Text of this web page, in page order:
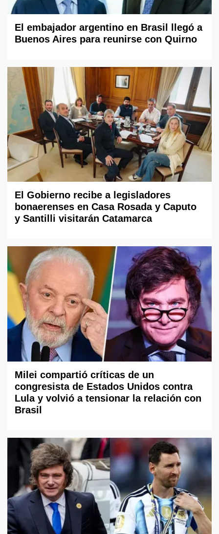
El embajador argentino en Brasil llegó a
Buenos Aires para reunirse con Quirno
El Gobierno recibe a legisladores
bonaerenses en Casa Rosada y Caputo
y Santilli visitarán Catamarca
Milei compartió críticas de un
congresista de Estados Unidos contra
Lula y volvió a tensionar la relación con
Brasil